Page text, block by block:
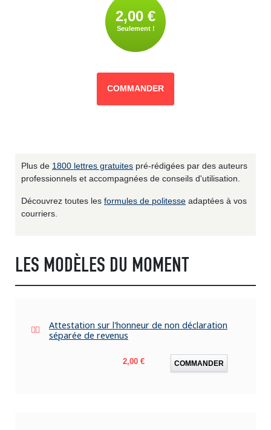
2,00 €
Seulement !
COMMANDER
Plus de 1800 lettres gratuites pré-rédigées par des auteurs
professionnels et accompagnées de conseils d'utilisation.
Découvrez toutes les formules de politesse adaptées à vos
courriers.
LES MODÈLES DU MOMENT
Attestation sur l'honneur de non déclaration
séparée de revenus
Prix
2,00 € COMMANDER